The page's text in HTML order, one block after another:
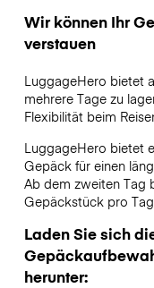
Wir können Ihr
verstauen
LuggageHero bietet
mehrere Tage zu
Flexibilität beim
LuggageHero bietet
Gepäck für einen
Ab dem zweiten Tag
Gepäckstück pro
Laden Sie sich
herunter: